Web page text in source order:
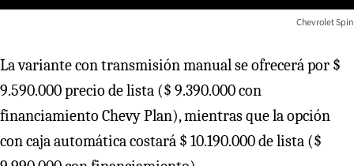
Chevrolet Spin
La variante con transmisión manual se ofrecerá por $
9.590.000 precio de lista ($ 9.390.000 con
financiamiento Chevy Plan), mientras que la opción
con caja automática costará $ 10.190.000 de lista ($